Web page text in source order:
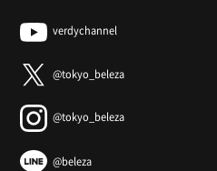
verdychannel
@tokyo_beleza
@tokyo_beleza
@beleza